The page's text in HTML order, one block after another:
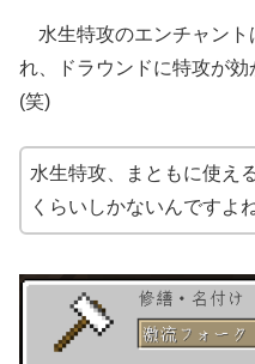
水生特攻のエンチャント
れ、ドラウンドに特攻が
(笑)
水生特攻、まともに使え
くらいしかないんですよ